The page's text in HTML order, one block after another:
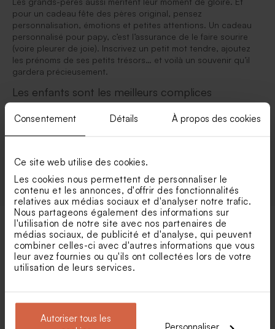
Consentement Détails À propos des cookies
Ce site web utilise des cookies.
Les cookies nous permettent de personnaliser le
contenu et les annonces, d'offrir des fonctionnalités
relatives aux médias sociaux et d'analyser notre trafic.
Nous partageons également des informations sur
l'utilisation de notre site avec nos partenaires de
médias sociaux, de publicité et d'analyse, qui peuvent
combiner celles-ci avec d'autres informations que vous
leur avez fournies ou qu'ils ont collectées lors de votre
utilisation de leurs services.
Autoriser tous les
pour un cadeau fête des pères original, pensez
personnalisation, émotions et petites attentions. Un cadeau
personnalisé pour papy, c’est l’assurance de le faire sourire
(voire pleurer de joie). Inscrivez un petit mot tendre, ajoutez
les prénoms de ses petits trésors… et voilà un souvenir qu’il
gardera précieusement.
Les enfants sont les meilleurs complices
chose “qu’ils ont fait eux-mêmes” à leur papy. Bonne nouvelle :
Peut-on personnaliser tous les cadeaux
pour papy ?
un cadeau personnalisé ?